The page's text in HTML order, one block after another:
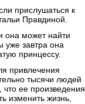
прислушаться к
Правдиной.
она может найти
уже завтра она
принцессу.
привлечения
тысячи людей
что ее произведения
изменить жизнь,